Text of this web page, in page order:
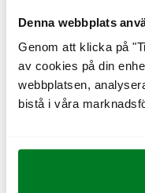
Denna webbplats
Genom att klicka på
av cookies på din
webbplatsen,
bistå i våra
Ingredienser: Juice
koncentrat.